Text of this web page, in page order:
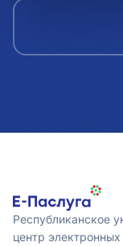
Республиканское
центр электронных